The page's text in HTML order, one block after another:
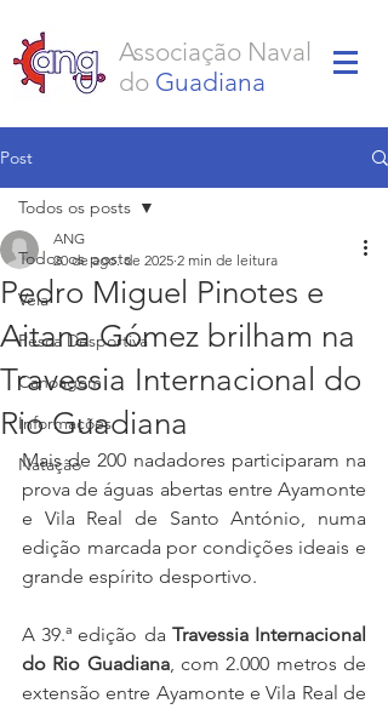
Associação Naval
do Guadiana
Post
Todos os posts
Vela
Pesca Desportiva
Canoagem
Informações
Natação
Todos os posts
Pedro Miguel Pinotes e
Aitana Gómez brilham na
Travessia Internacional do
Rio Guadiana
ANG
20 de ago. de 2025 2 min de leitura
Mais de 200 nadadores participaram na
prova de águas abertas entre Ayamonte
e Vila Real de Santo António, numa
edição marcada por condições ideais e
grande espírito desportivo.
A 39.ª edição da Travessia Internacional
do Rio Guadiana, com 2.000 metros de
extensão entre Ayamonte e Vila Real de